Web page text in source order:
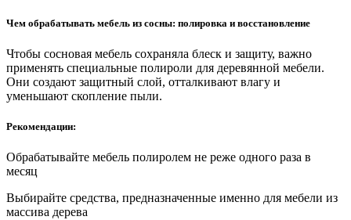
Чем обрабатывать мебель из сосны: полировка и восстановление
Чтобы сосновая мебель сохраняла блеск и защиту, важно
применять специальные полироли для деревянной мебели.
Они создают защитный слой, отталкивают влагу и
уменьшают скопление пыли.
Рекомендации:
Обрабатывайте мебель полиролем не реже одного раза в
месяц
Выбирайте средства, предназначенные именно для мебели из
массива дерева